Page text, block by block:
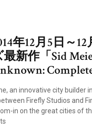
年12月5日～
新作「Sid
an innovative city builder
Firefly Studios and
in on the great cities of